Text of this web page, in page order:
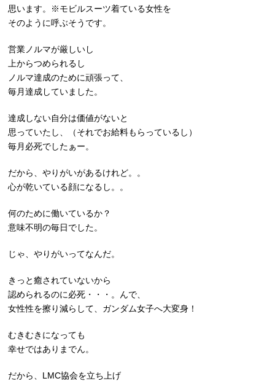
思います。※モビルスーツ着ている女性を
そのように呼ぶそうです。
営業ノルマが厳しいし
上からつめられるし
ノルマ達成のために頑張って、
毎月達成していました。
達成しない自分は価値がないと
思っていたし、（それでお給料もらっているし）
毎月必死でしたぁー。
だから、やりがいがあるけれど。。
心が乾いている顔になるし。。
何のために働いているか？
意味不明の毎日でした。
じゃ、やりがいってなんだ。
きっと癒されていないから
認められるのに必死・・・。んで、
女性性を擦り減らして、ガンダム女子へ大変身！
むきむきになっても
幸せではありまでん。
だから、LMC協会を立ち上げ